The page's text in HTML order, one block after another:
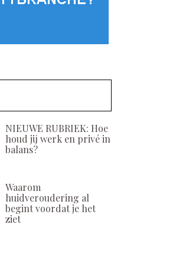
NIEUWE RUBRIEK: Hoe
houd jij werk en privé in
balans?
Waarom
huidveroudering al
begint voordat je het
ziet